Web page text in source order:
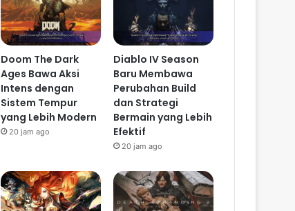
Doom The Dark
Ages Bawa Aksi
Intens dengan
Sistem Tempur
yang Lebih Modern
20 jam ago
Diablo IV Season
Baru Membawa
Perubahan Build
dan Strategi
Bermain yang Lebih
Efektif
20 jam ago